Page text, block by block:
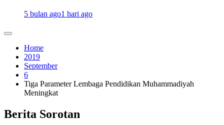
5 bulan ago1 hari ago
Home
2019
September
6
Tiga Parameter Lembaga Pendidikan Muhammadiyah
Meningkat
Berita Sorotan